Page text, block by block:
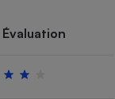
Évaluation